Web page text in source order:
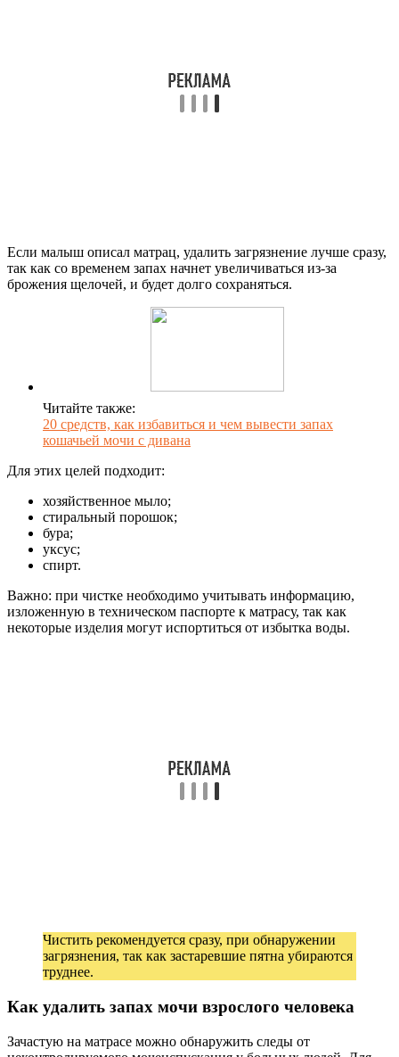
Если малыш описал матрац, удалить загрязнение лучше сразу,
так как со временем запах начнет увеличиваться из-за
брожения щелочей, и будет долго сохраняться.
Читайте также:
20 средств, как избавиться и чем вывести запах
кошачьей мочи с дивана
Для этих целей подходит:
хозяйственное мыло;
стиральный порошок;
бура;
уксус;
спирт.
Важно: при чистке необходимо учитывать информацию,
изложенную в техническом паспорте к матрасу, так как
некоторые изделия могут испортиться от избытка воды.
Чистить рекомендуется сразу, при обнаружении
загрязнения, так как застаревшие пятна убираются
труднее.
Как удалить запах мочи взрослого человека
Зачастую на матрасе можно обнаружить следы от